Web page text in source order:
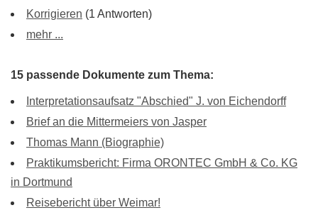
Korrigieren (1 Antworten)
mehr ...
15 passende Dokumente zum Thema:
Interpretationsaufsatz "Abschied" J. von Eichendorff
Brief an die Mittermeiers von Jasper
Thomas Mann (Biographie)
Praktikumsbericht: Firma ORONTEC GmbH & Co. KG
in Dortmund
Reisebericht über Weimar!